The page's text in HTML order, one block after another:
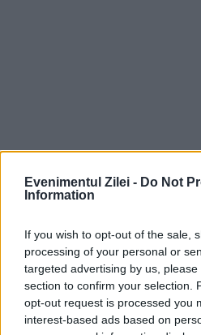
Evenimentul Zilei - Do Not
Information
If you wish to opt-out of the sale,
processing of your personal or
targeted advertising by us,
section to confirm your selection.
opt-out request is processed you
interest-based ads based on
Recomandările